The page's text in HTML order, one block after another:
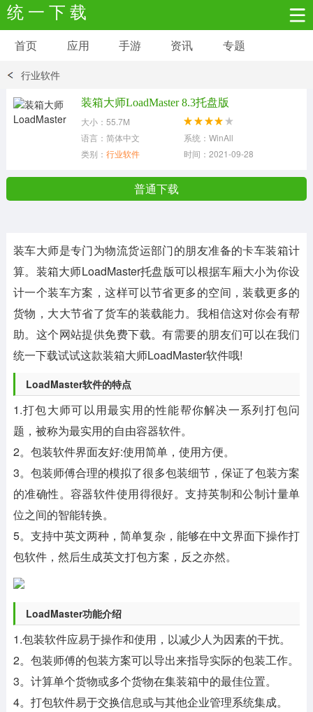
统 一 下 载
安卓应用 安卓游戏
系统工具 其它应用
首页 应用 手游 资讯 专题
行业软件
装箱大师LoadMaster 8.3托盘版
大小：55.7M
语言：简体中文
系统：WinAll
类别： 行业软件 时间：2021-09-28
普通下载
装车大师是专门为物流货运部门的朋友准备的卡车装箱计
算。 装箱大师LoadMaster托盘版可以根据车厢大小为你设
计一个装车方案，这样可以节省更多的空间，装载更多的
货物，大大节省了货车的装载能力。我相信这对你会有帮
助。这个网站提供免费下载。有需要的朋友们可以在我们
统一下载试试这款装箱大师LoadMaster软件哦!
LoadMaster软件的特点
1.打包大师可以用最实用的性能帮你解决一系列打包问
题，被称为最实用的自由容器软件。
2。包装软件界面友好:使用简单，使用方便。
3。包装师傅合理的模拟了很多包装细节，保证了包装方案
的准确性。容器软件使用得很好。支持英制和公制计量单
位之间的智能转换。
5。支持中英文两种，简单复杂，能够在中文界面下操作打
包软件，然后生成英文打包方案，反之亦然。
LoadMaster功能介绍
1.包装软件应易于操作和使用，以减少人为因素的干扰。
2。包装师傅的包装方案可以导出来指导实际的包装工作。
3。计算单个货物或多个货物在集装箱中的最佳位置。
4。打包软件易于交换信息或与其他企业管理系统集成。